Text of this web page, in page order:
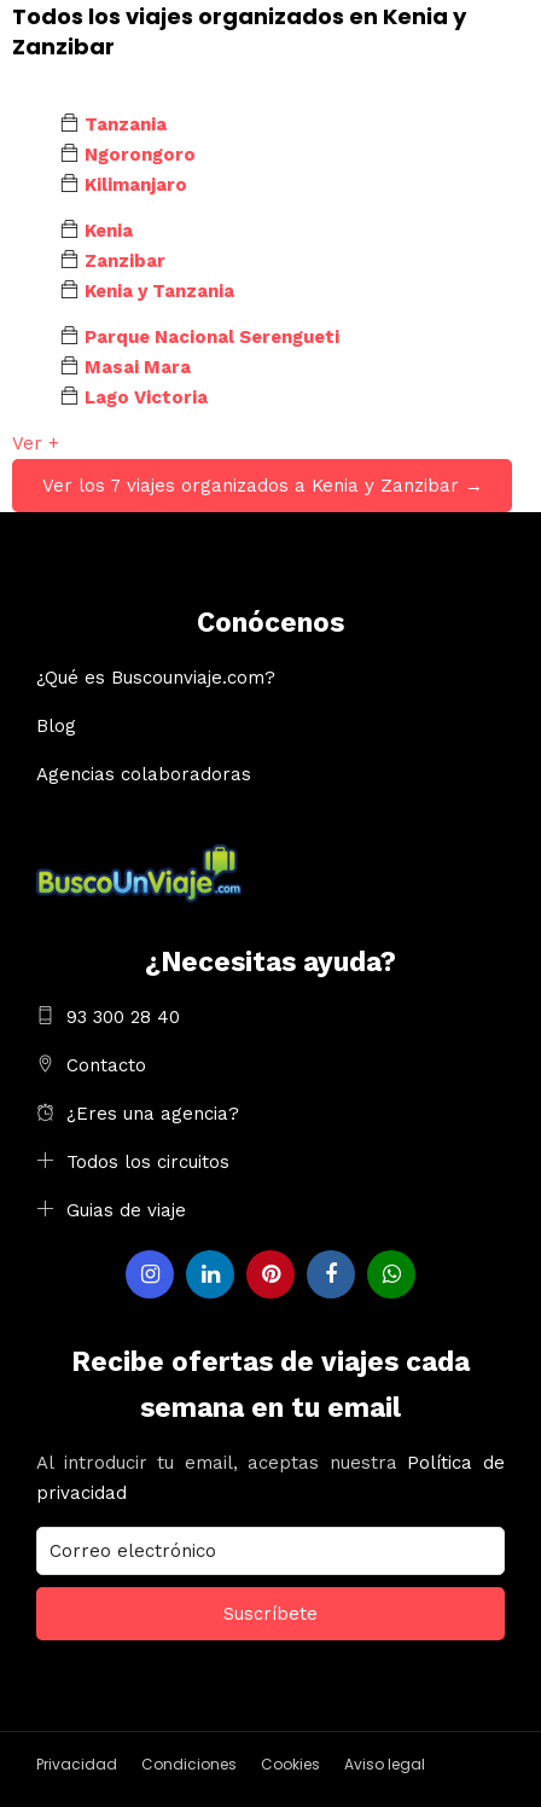
Todos los viajes organizados en Kenia y
Zanzibar
Tanzania
Ngorongoro
Kilimanjaro
Kenia
Zanzibar
Kenia y Tanzania
Parque Nacional Serengueti
Masai Mara
Lago Victoria
Ver +
Ver los 7 viajes organizados a Kenia y Zanzibar →
Conócenos
¿Qué es Buscounviaje.com?
Blog
Agencias colaboradoras
¿Necesitas ayuda?
93 300 28 40
Contacto
¿Eres una agencia?
Todos los circuitos
Guias de viaje
Recibe ofertas de viajes cada
semana en tu email
Al introducir tu email, aceptas nuestra Política de
privacidad
Privacidad Condiciones Cookies Aviso legal